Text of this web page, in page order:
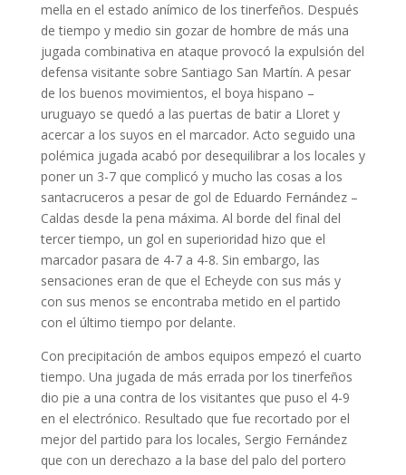
mella en el estado anímico de los tinerfeños. Después
de tiempo y medio sin gozar de hombre de más una
jugada combinativa en ataque provocó la expulsión del
defensa visitante sobre Santiago San Martín. A pesar
de los buenos movimientos, el boya hispano –
uruguayo se quedó a las puertas de batir a Lloret y
acercar a los suyos en el marcador. Acto seguido una
polémica jugada acabó por desequilibrar a los locales y
poner un 3-7 que complicó y mucho las cosas a los
santacruceros a pesar de gol de Eduardo Fernández –
Caldas desde la pena máxima. Al borde del final del
tercer tiempo, un gol en superioridad hizo que el
marcador pasara de 4-7 a 4-8. Sin embargo, las
sensaciones eran de que el Echeyde con sus más y
con sus menos se encontraba metido en el partido
con el último tiempo por delante.
Con precipitación de ambos equipos empezó el cuarto
tiempo. Una jugada de más errada por los tinerfeños
dio pie a una contra de los visitantes que puso el 4-9
en el electrónico. Resultado que fue recortado por el
mejor del partido para los locales, Sergio Fernández
que con un derechazo a la base del palo del portero